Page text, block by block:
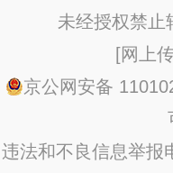
未经授权禁止
[网上
京公网安备
违法和不良信息举报